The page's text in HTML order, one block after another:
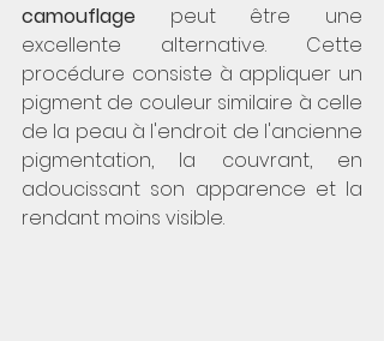
camouflage peut être une
excellente alternative. Cette
procédure consiste à appliquer un
pigment de couleur similaire à celle
de la peau à l'endroit de l'ancienne
pigmentation, la couvrant, en
adoucissant son apparence et la
rendant moins visible.